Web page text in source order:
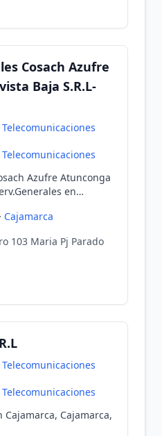
Cosach Azufre
Baja S.R.L-
Telecomunicaciones
Telecomunicaciones
Azufre Atunconga
en
Cajamarca
103 Maria Pj Parado
Telecomunicaciones
Telecomunicaciones
Cajamarca, Cajamarca,